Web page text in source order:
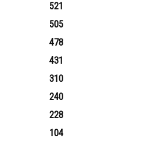
521
505
478
431
310
240
228
104